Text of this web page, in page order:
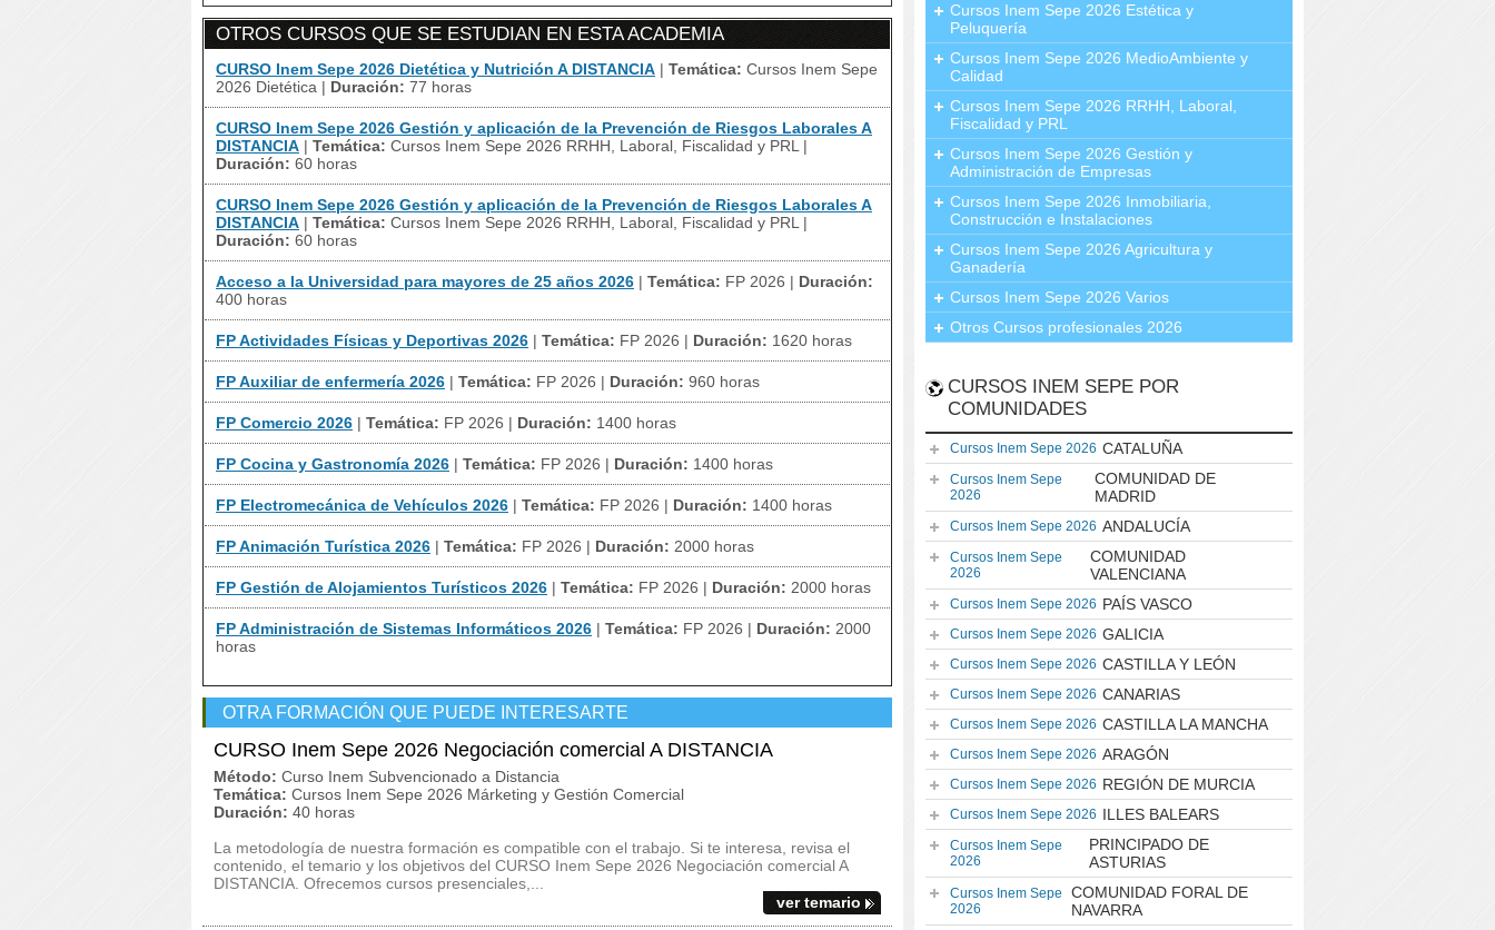
OTROS CURSOS QUE SE ESTUDIAN EN ESTA ACADEMIA
CURSO Inem Sepe 2026 Dietética y Nutrición A DISTANCIA | Temática: Cursos Inem Sepe
2026 Dietética | Duración: 77 horas
CURSO Inem Sepe 2026 Gestión y aplicación de la Prevención de Riesgos Laborales A
DISTANCIA | Temática: Cursos Inem Sepe 2026 RRHH, Laboral, Fiscalidad y PRL |
Duración: 60 horas
CURSO Inem Sepe 2026 Gestión y aplicación de la Prevención de Riesgos Laborales A
DISTANCIA | Temática: Cursos Inem Sepe 2026 RRHH, Laboral, Fiscalidad y PRL |
Duración: 60 horas
Acceso a la Universidad para mayores de 25 años 2026 | Temática: FP 2026 | Duración:
400 horas
FP Actividades Físicas y Deportivas 2026 | Temática: FP 2026 | Duración: 1620 horas
FP Auxiliar de enfermería 2026 | Temática: FP 2026 | Duración: 960 horas
FP Comercio 2026 | Temática: FP 2026 | Duración: 1400 horas
FP Cocina y Gastronomía 2026 | Temática: FP 2026 | Duración: 1400 horas
FP Electromecánica de Vehículos 2026 | Temática: FP 2026 | Duración: 1400 horas
FP Animación Turística 2026 | Temática: FP 2026 | Duración: 2000 horas
FP Gestión de Alojamientos Turísticos 2026 | Temática: FP 2026 | Duración: 2000 horas
FP Administración de Sistemas Informáticos 2026 | Temática: FP 2026 | Duración: 2000
horas
OTRA FORMACIÓN QUE PUEDE INTERESARTE
CURSO Inem Sepe 2026 Negociación comercial A DISTANCIA
Método: Curso Inem Subvencionado a Distancia
Temática: Cursos Inem Sepe 2026 Márketing y Gestión Comercial
Duración: 40 horas
La metodología de nuestra formación es compatible con el trabajo. Si te interesa, revisa el
contenido, el temario y los objetivos del CURSO Inem Sepe 2026 Negociación comercial A
DISTANCIA. Ofrecemos cursos presenciales,...
ver temario
Cursos Inem Sepe 2026 Estética y
Peluquería
Cursos Inem Sepe 2026 MedioAmbiente y
Calidad
Cursos Inem Sepe 2026 RRHH, Laboral,
Fiscalidad y PRL
Cursos Inem Sepe 2026 Gestión y
Administración de Empresas
Cursos Inem Sepe 2026 Inmobiliaria,
Construcción e Instalaciones
Cursos Inem Sepe 2026 Agricultura y
Ganadería
Cursos Inem Sepe 2026 Varios
Otros Cursos profesionales 2026
CURSOS INEM SEPE POR
COMUNIDADES
Cursos Inem Sepe 2026 CATALUÑA
Cursos Inem Sepe
2026
COMUNIDAD DE
MADRID
Cursos Inem Sepe 2026 ANDALUCÍA
Cursos Inem Sepe
2026
COMUNIDAD
VALENCIANA
Cursos Inem Sepe 2026 PAÍS VASCO
Cursos Inem Sepe 2026 GALICIA
Cursos Inem Sepe 2026 CASTILLA Y LEÓN
Cursos Inem Sepe 2026 CANARIAS
Cursos Inem Sepe 2026 CASTILLA LA MANCHA
Cursos Inem Sepe 2026 ARAGÓN
Cursos Inem Sepe 2026 REGIÓN DE MURCIA
Cursos Inem Sepe 2026 ILLES BALEARS
Cursos Inem Sepe
2026
PRINCIPADO DE
ASTURIAS
Cursos Inem Sepe
2026
COMUNIDAD FORAL DE
NAVARRA